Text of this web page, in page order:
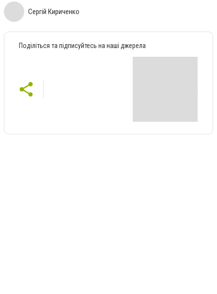
Сергій Кириченко
Поділіться та підписуйтесь на наші джерела